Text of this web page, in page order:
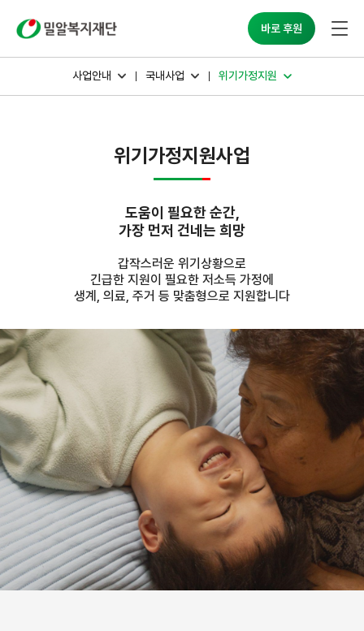
바로 후원
사업안내 국내사업 위기가정지원
위기가정지원사업
도움이 필요한 순간,
가장 먼저 건네는 희망
갑작스러운 위기상황으로
긴급한 지원이 필요한 저소득 가정에
생계, 의료, 주거 등 맞춤형으로 지원합니다